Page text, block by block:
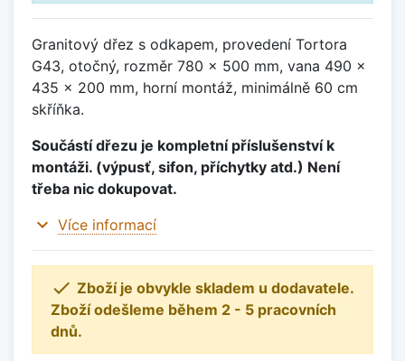
Granitový dřez s odkapem, provedení Tortora
G43, otočný, rozměr 780 x 500 mm, vana 490 x
435 x 200 mm, horní montáž, minimálně 60 cm
skříňka.
Součástí dřezu je kompletní příslušenství k
montáži. (výpusť, sifon, příchytky atd.) Není
třeba nic dokupovat.
expand_more Více informací
 Zboží je obvykle skladem u dodavatele.
Zboží odešleme během 2 - 5 pracovních
dnů.